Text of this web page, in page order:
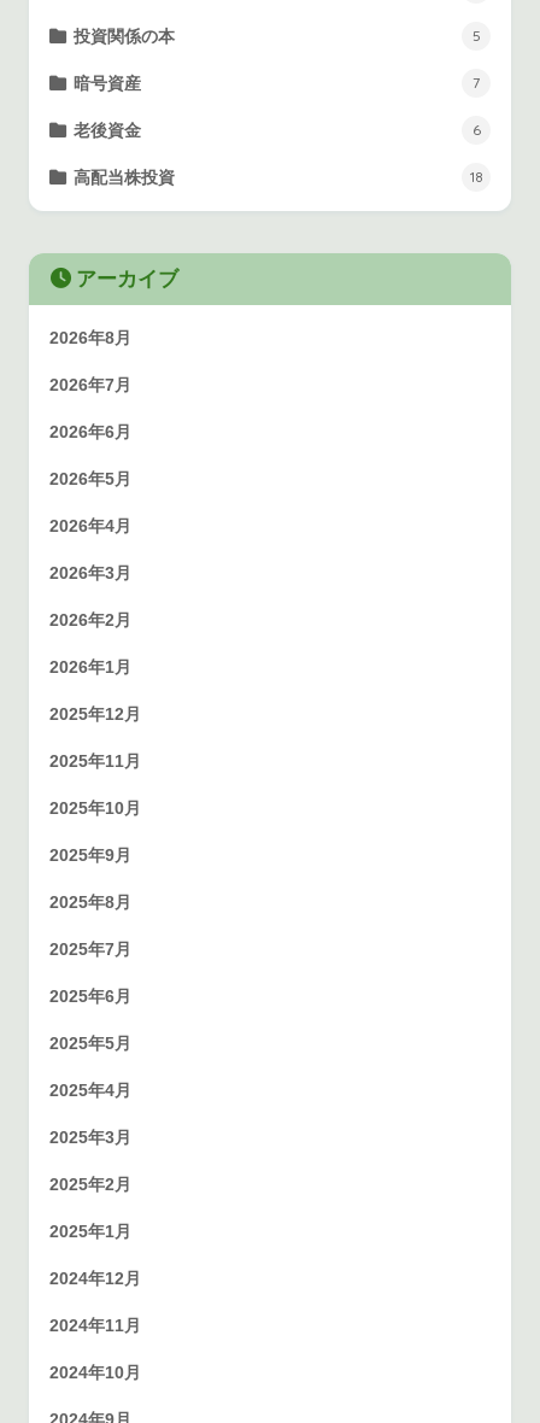
投資関係の本 5
暗号資産 7
老後資金 6
高配当株投資 18
アーカイブ
2026年8月
2026年7月
2026年6月
2026年5月
2026年4月
2026年3月
2026年2月
2026年1月
2025年12月
2025年11月
2025年10月
2025年9月
2025年8月
2025年7月
2025年6月
2025年5月
2025年4月
2025年3月
2025年2月
2025年1月
2024年12月
2024年11月
2024年10月